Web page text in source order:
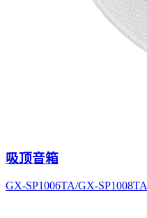
吸顶音箱
GX-SP1006TA/GX-SP1008TA